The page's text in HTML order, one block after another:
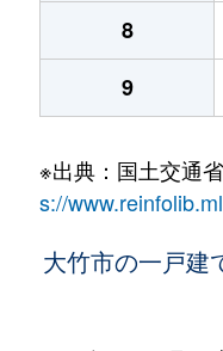
8
9
※出典：国土交通
s://
大竹市の一戸建